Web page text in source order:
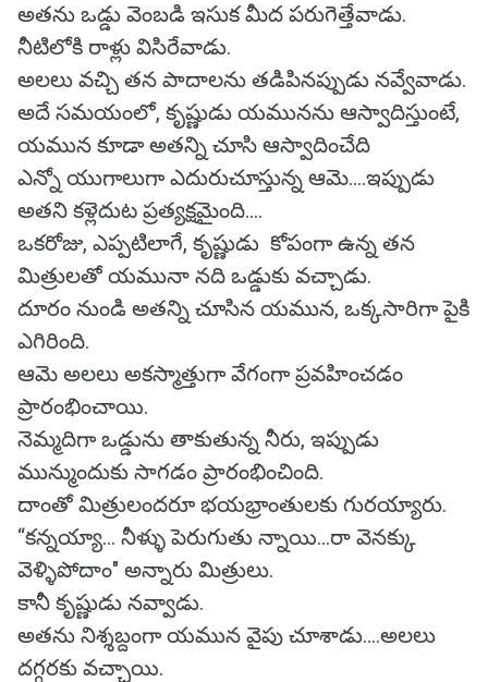
అతను ఒడ్డు వెంబడి ఇసుక మీద పరుగెత్తేవాడు.
నీటిలోకి రాళ్లు విసిరేవాడు.
అలలు వచ్చి తన పాదాలను తడిపినప్పుడు నవ్వేవాడు.
అదే సమయంలో, కృష్ణుడు యమునను ఆస్వాదిస్తుంటే,
యమున కూడా అతన్ని చూసి ఆస్వాదించేది
ఎన్నో యుగాలుగా ఎదురుచూస్తున్న ఆమె....ఇప్పుడు
అతని కళ్లెదుట ప్రత్యక్షమైంది....
ఒకరోజు, ఎప్పటిలాగే, కృష్ణుడు కోపంగా ఉన్న తన
మిత్రులతో యమునా నది ఒడ్డుకు వచ్చాడు.
దూరం నుండి అతన్ని చూసిన యమున, ఒక్కసారిగా పైకి
ఎగిరింది.
ఆమె అలలు అకస్మాత్తుగా వేగంగా ప్రవహించడం
ప్రారంభించాయి.
నెమ్మదిగా ఒడ్డును తాకుతున్న నీరు, ఇప్పుడు
మున్ముందుకు సాగడం ప్రారంభించింది.
దాంతో మిత్రులందరూ భయభ్రాంతులకు గురయ్యారు.
“కన్నయ్యా... నీళ్ళు పెరుగుతు న్నాయి...రా వెనక్కు
వెళ్ళిపోదాం" అన్నారు మిత్రులు.
కానీ కృష్ణుడు నవ్వాడు.
అతను నిశ్శబ్దంగా యమున వైపు చూశాడు....అలలు
దగ్గరకు వచ్చాయి.